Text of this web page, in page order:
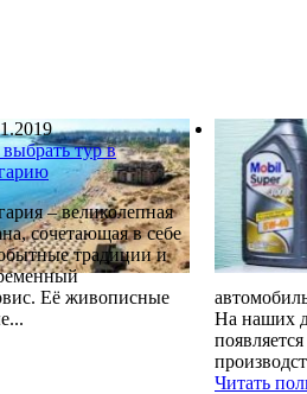
тур в
– великолепная
сочетающая в себе
традиции и
Её живописные
На наших
Читать